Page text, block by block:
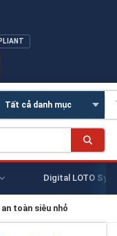
Digital LOTO
toàn siêu nhỏ